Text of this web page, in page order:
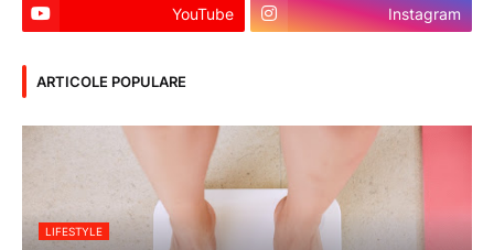
YouTube Instagram
ARTICOLE POPULARE
LIFESTYLE